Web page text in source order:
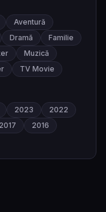
Aventură
Dramă
Familie
Muzică
TV Movie
2023
2022
2017
2016